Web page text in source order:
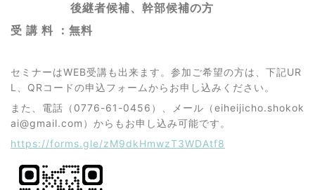
後継者候補、幹部候補の方
受 講 料 ：無料
セミナーはWEB受講も出来ます。参加ご希望の方は、下記UR
L、QRコードの申込フォームからお申し込みください。
また、電話（0776-61-0456）、メール（eiheijicho.shokok
ai@gmail.com）からもお申し込み可能です。
https://forms.gle/zM9dkHmwzT3WDAtf8